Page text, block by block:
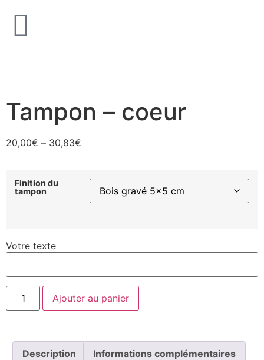
Tampon – coeur
20,00€ – 30,83€
Finition du
tampon
Votre texte
Ajouter au panier
Description Informations complémentaires